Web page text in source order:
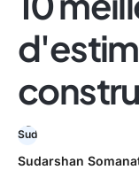
Sudarshan